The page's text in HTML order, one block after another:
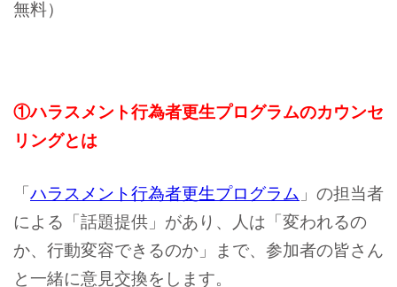
無料）
①ハラスメント行為者更生プログラムのカウンセ
リングとは
「 ハラスメント行為者更生プログラム 」の担当者
による「話題提供」があり、人は「変われるの
か、行動変容できるのか」まで、参加者の皆さん
と一緒に意見交換をします。